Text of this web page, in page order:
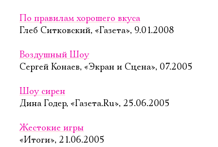
По правилам хорошего вкуса
Глеб Ситковский, «Газета», 9.01.2008
Воздушный Шоу
Сергей Конаев, «Экран и Сцена», 07.2005
Шоу сирен
Дина Годер, «Газета.Ru», 25.06.2005
Жестокие игры
«Итоги», 21.06.2005